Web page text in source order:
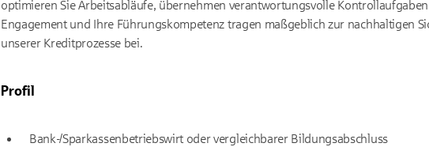
optimieren Sie Arbeitsabläufe, übernehmen verantwortungsvolle
Engagement und Ihre Führungskompetenz tragen maßgeblich zur nachhaltigen
unserer Kreditprozesse bei.
Profil
Bank-/Sparkassenbetriebswirt oder vergleichbarer Bildungsabschluss